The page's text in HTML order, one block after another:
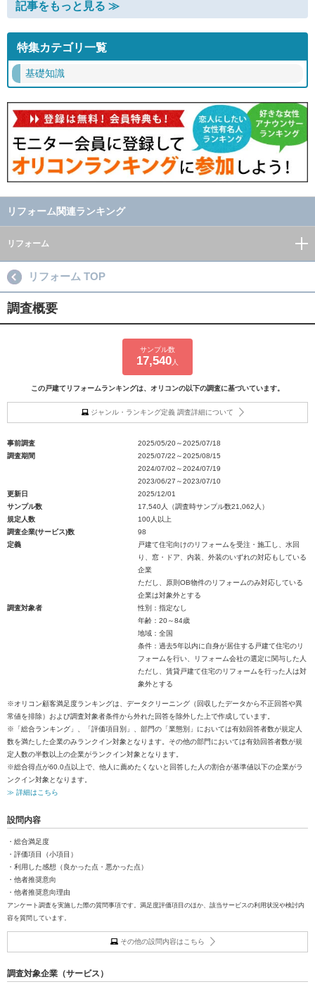
記事をもっと見る ≫
特集カテゴリ一覧
基礎知識
リフォーム関連ランキング
リフォーム
リフォーム TOP
調査概要
サンプル数
17,540人
この戸建てリフォームランキングは、オリコンの以下の調査に基づいています。
ジャンル・ランキング定義 調査詳細について
事前調査
2025/05/20～2025/07/18
調査期間
2025/07/22～2025/08/15
2024/07/02～2024/07/19
2023/06/27～2023/07/10
更新日
2025/12/01
サンプル数
17,540人（調査時サンプル数21,062人）
規定人数
100人以上
調査企業(サービス)数
98
定義
戸建て住宅向けのリフォームを受注・施工し、水回
り、窓・ドア、内装、外装のいずれの対応もしている
企業
ただし、原則OB物件のリフォームのみ対応している
企業は対象外とする
調査対象者
性別：指定なし
年齢：20～84歳
地域：全国
条件：過去5年以内に自身が居住する戸建て住宅のリ
フォームを行い、リフォーム会社の選定に関与した人
ただし、賃貸戸建て住宅のリフォームを行った人は対
象外とする
※オリコン顧客満足度ランキングは、データクリーニング（回収したデータから不正回答や異
常値を排除）および調査対象者条件から外れた回答を除外した上で作成しています。
※「総合ランキング」、「評価項目別」、部門の「業態別」においては有効回答者数が規定人
数を満たした企業のみランクイン対象となります。その他の部門においては有効回答者数が規
定人数の半数以上の企業がランクイン対象となります。
※総合得点が60.0点以上で、他人に薦めたくないと回答した人の割合が基準値以下の企業がラ
ンクイン対象となります。
≫ 詳細はこちら
設問内容
・総合満足度
・評価項目（小項目）
・利用した感想（良かった点・悪かった点）
・他者推奨意向
・他者推奨意向理由
アンケート調査を実施した際の質問事項です。満足度評価項目のほか、該当サービスの利用状況や検討内
容を質問しています。
その他の設問内容はこちら
調査対象企業（サービス）